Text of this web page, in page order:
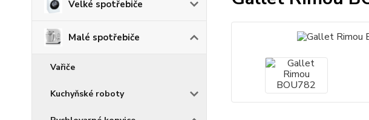
Velké spotřebiče
Malé spotřebiče
Vařiče
Kuchyňské roboty